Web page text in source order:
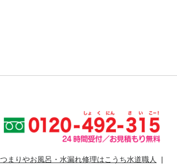
まりやお風呂・水漏れ修理はこうち水道職人